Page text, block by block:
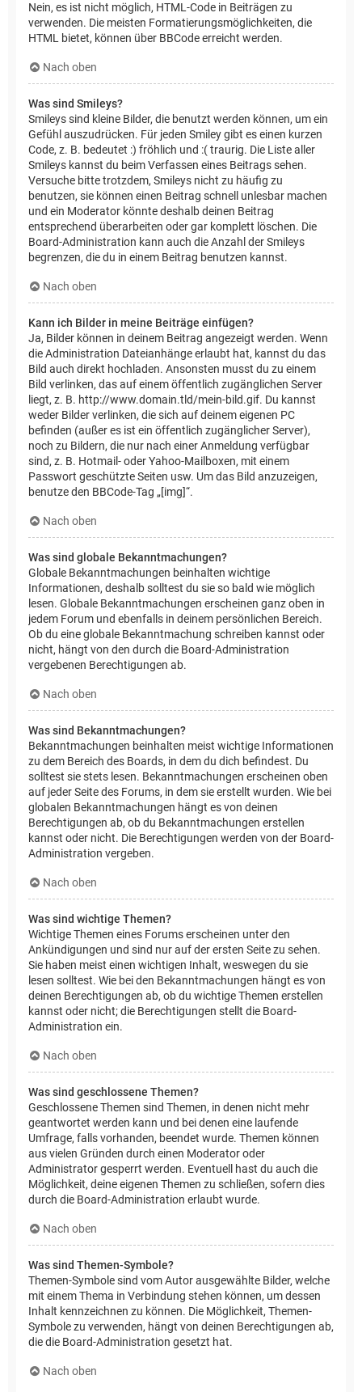
Nein, es ist nicht möglich, HTML-Code in Beiträgen zu
verwenden. Die meisten Formatierungsmöglichkeiten, die
HTML bietet, können über BBCode erreicht werden.
Nach oben
Was sind Smileys?
Smileys sind kleine Bilder, die benutzt werden können, um ein
Gefühl auszudrücken. Für jeden Smiley gibt es einen kurzen
Code, z. B. bedeutet :) fröhlich und :( traurig. Die Liste aller
Smileys kannst du beim Verfassen eines Beitrags sehen.
Versuche bitte trotzdem, Smileys nicht zu häufig zu
benutzen, sie können einen Beitrag schnell unlesbar machen
und ein Moderator könnte deshalb deinen Beitrag
entsprechend überarbeiten oder gar komplett löschen. Die
Board-Administration kann auch die Anzahl der Smileys
begrenzen, die du in einem Beitrag benutzen kannst.
Nach oben
Kann ich Bilder in meine Beiträge einfügen?
Ja, Bilder können in deinem Beitrag angezeigt werden. Wenn
die Administration Dateianhänge erlaubt hat, kannst du das
Bild auch direkt hochladen. Ansonsten musst du zu einem
Bild verlinken, das auf einem öffentlich zugänglichen Server
liegt, z. B. http://www.domain.tld/mein-bild.gif. Du kannst
weder Bilder verlinken, die sich auf deinem eigenen PC
befinden (außer es ist ein öffentlich zugänglicher Server),
noch zu Bildern, die nur nach einer Anmeldung verfügbar
sind, z. B. Hotmail- oder Yahoo-Mailboxen, mit einem
Passwort geschützte Seiten usw. Um das Bild anzuzeigen,
benutze den BBCode-Tag „[img]“.
Nach oben
Was sind globale Bekanntmachungen?
Globale Bekanntmachungen beinhalten wichtige
Informationen, deshalb solltest du sie so bald wie möglich
lesen. Globale Bekanntmachungen erscheinen ganz oben in
jedem Forum und ebenfalls in deinem persönlichen Bereich.
Ob du eine globale Bekanntmachung schreiben kannst oder
nicht, hängt von den durch die Board-Administration
vergebenen Berechtigungen ab.
Nach oben
Was sind Bekanntmachungen?
Bekanntmachungen beinhalten meist wichtige Informationen
zu dem Bereich des Boards, in dem du dich befindest. Du
solltest sie stets lesen. Bekanntmachungen erscheinen oben
auf jeder Seite des Forums, in dem sie erstellt wurden. Wie bei
globalen Bekanntmachungen hängt es von deinen
Berechtigungen ab, ob du Bekanntmachungen erstellen
kannst oder nicht. Die Berechtigungen werden von der Board-
Administration vergeben.
Nach oben
Was sind wichtige Themen?
Wichtige Themen eines Forums erscheinen unter den
Ankündigungen und sind nur auf der ersten Seite zu sehen.
Sie haben meist einen wichtigen Inhalt, weswegen du sie
lesen solltest. Wie bei den Bekanntmachungen hängt es von
deinen Berechtigungen ab, ob du wichtige Themen erstellen
kannst oder nicht; die Berechtigungen stellt die Board-
Administration ein.
Nach oben
Was sind geschlossene Themen?
Geschlossene Themen sind Themen, in denen nicht mehr
geantwortet werden kann und bei denen eine laufende
Umfrage, falls vorhanden, beendet wurde. Themen können
aus vielen Gründen durch einen Moderator oder
Administrator gesperrt werden. Eventuell hast du auch die
Möglichkeit, deine eigenen Themen zu schließen, sofern dies
durch die Board-Administration erlaubt wurde.
Nach oben
Was sind Themen-Symbole?
Themen-Symbole sind vom Autor ausgewählte Bilder, welche
mit einem Thema in Verbindung stehen können, um dessen
Inhalt kennzeichnen zu können. Die Möglichkeit, Themen-
Symbole zu verwenden, hängt von deinen Berechtigungen ab,
die die Board-Administration gesetzt hat.
Nach oben